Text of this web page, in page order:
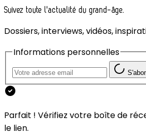
Suivez toute l'actualité du grand-âge.
Dossiers, interviews, vidéos,
Informations personnelles
Parfait ! Vérifiez votre boîte de
le lien.